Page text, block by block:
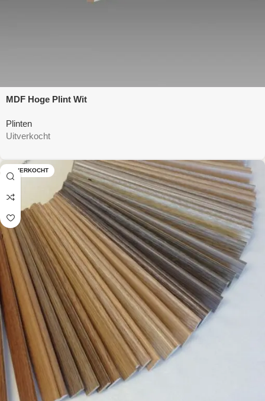
MDF Hoge Plint Wit
Plinten
Uitverkocht
UITVERKOCHT